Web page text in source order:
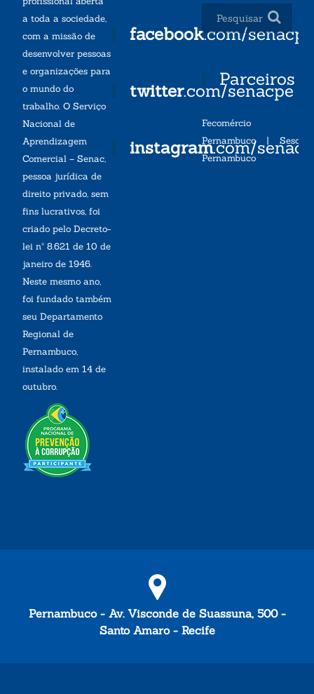
a toda a sociedade,
com a missão de
desenvolver pessoas
e organizações para
o mundo do
trabalho. O Serviço
Nacional de
Aprendizagem
Comercial – Senac,
pessoa jurídica de
direito privado, sem
fins lucrativos, foi
criado pelo Decreto-
lei nº 8.621 de 10 de
janeiro de 1946.
Neste mesmo ano,
foi fundado também
seu Departamento
Regional de
Pernambuco,
instalado em 14 de
outubro.
facebook.com/senacpe
twitter.com/senacpe
instagram.com/
Parceiros
Fecomércio
Pernambuco| Sesc
Pernambuco
Pernambuco - Av. Visconde de Suassuna, 500 -
Santo Amaro - Recife